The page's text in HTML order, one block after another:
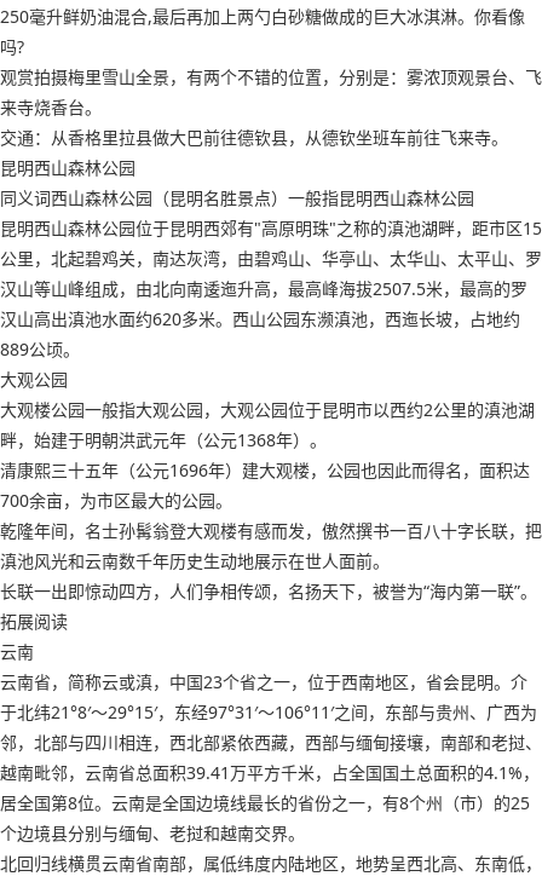
250毫升鲜奶油混合,最后再加上两勺白砂糖做成的巨大冰淇淋。你看像
吗?
观赏拍摄梅里雪山全景，有两个不错的位置，分别是：雾浓顶观景台、飞
来寺烧香台。
交通：从香格里拉县做大巴前往德钦县，从德钦坐班车前往飞来寺。
昆明西山森林公园
同义词西山森林公园（昆明名胜景点）一般指昆明西山森林公园
昆明西山森林公园位于昆明西郊有"高原明珠"之称的滇池湖畔，距市区15
公里，北起碧鸡关，南达灰湾，由碧鸡山、华亭山、太华山、太平山、罗
汉山等山峰组成，由北向南逶迤升高，最高峰海拔2507.5米，最高的罗
汉山高出滇池水面约620多米。西山公园东濒滇池，西迤长坡，占地约
889公顷。
大观公园
大观楼公园一般指大观公园，大观公园位于昆明市以西约2公里的滇池湖
畔，始建于明朝洪武元年（公元1368年）。
清康熙三十五年（公元1696年）建大观楼，公园也因此而得名，面积达
700余亩，为市区最大的公园。
乾隆年间，名士孙髯翁登大观楼有感而发，傲然撰书一百八十字长联，把
滇池风光和云南数千年历史生动地展示在世人面前。
长联一出即惊动四方，人们争相传颂，名扬天下，被誉为“海内第一联”。
拓展阅读
云南
云南省，简称云或滇，中国23个省之一，位于西南地区，省会昆明。介
于北纬21°8′～29°15′，东经97°31′～106°11′之间，东部与贵州、广西为
邻，北部与四川相连，西北部紧依西藏，西部与缅甸接壤，南部和老挝、
越南毗邻，云南省总面积39.41万平方千米，占全国国土总面积的4.1%，
居全国第8位。云南是全国边境线最长的省份之一，有8个州（市）的25
个边境县分别与缅甸、老挝和越南交界。
北回归线横贯云南省南部，属低纬度内陆地区，地势呈西北高、东南低，